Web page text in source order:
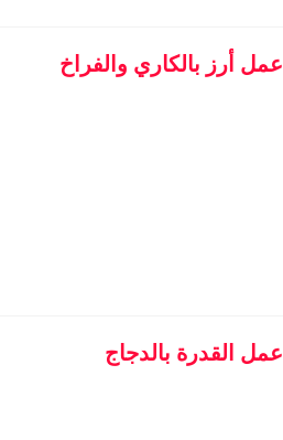
عمل أرز بالكاري والفراخ
عمل القدرة بالدجاج